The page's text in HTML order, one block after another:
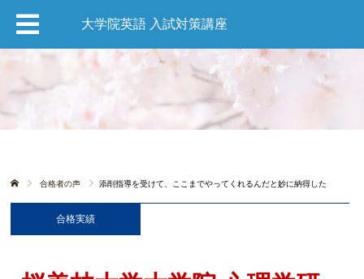
大学院英語 入試対策講座
合格者の声 添削指導を受けて、ここまでやってくれるんだと妙に納得した
合格実績